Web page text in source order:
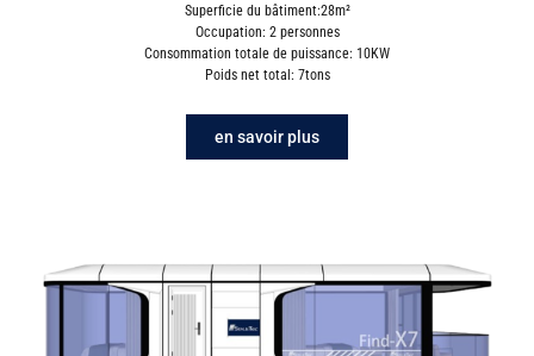
Superficie du bâtiment:28m²
Occupation: 2 personnes
Consommation totale de puissance: 10KW
Poids net total: 7tons
en savoir plus